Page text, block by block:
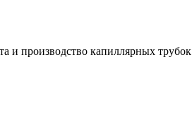
и производство капиллярных трубок